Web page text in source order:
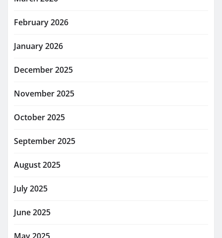
February 2026
January 2026
December 2025
November 2025
October 2025
September 2025
August 2025
July 2025
June 2025